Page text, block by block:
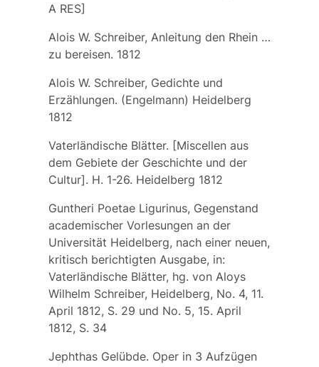
A RES]
Alois W. Schreiber, Anleitung den Rhein …
zu bereisen. 1812
Alois W. Schreiber, Gedichte und
Erzählungen. (Engelmann) Heidelberg
1812
Vaterländische Blätter. [Miscellen aus
dem Gebiete der Geschichte und der
Cultur]. H. 1-26. Heidelberg 1812
Guntheri Poetae Ligurinus, Gegenstand
academischer Vorlesungen an der
Universität Heidelberg, nach einer neuen,
kritisch berichtigten Ausgabe, in:
Vaterländische Blätter, hg. von Aloys
Wilhelm Schreiber, Heidelberg, No. 4, 11.
April 1812, S. 29 und No. 5, 15. April
1812, S. 34
Jephthas Gelübde. Oper in 3 Aufzügen